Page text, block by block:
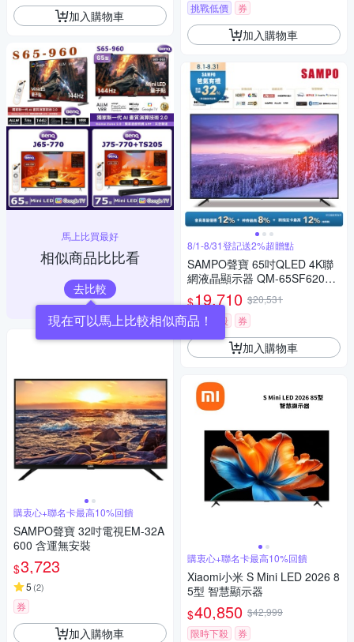
加入購物車
馬上比買最好
相似商品比比看
去比較
購衷心+聯名卡最高10%回饋
SAMPO聲寶 32吋電視EM-32A
600 含運無安裝
$3,723
5 (2)
券
加入購物車
挑戰低價 券
加入購物車
8/1-8/31登記送2%超贈點
SAMPO聲寶 65吋QLED 4K聯
網液晶顯示器 QM-65SF620含
基本安裝+舊機回收
$19,710 $20,531
限時下殺
券
加入購物車
購衷心+聯名卡最高10%回饋
Xiaomi小米 S Mini LED 2026 8
5型 智慧顯示器
$40,850 $42,999
限時下殺
券